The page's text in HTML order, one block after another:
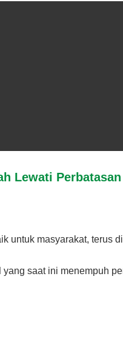
Lewati Perbatasan
masyarakat, terus
saat ini menempuh